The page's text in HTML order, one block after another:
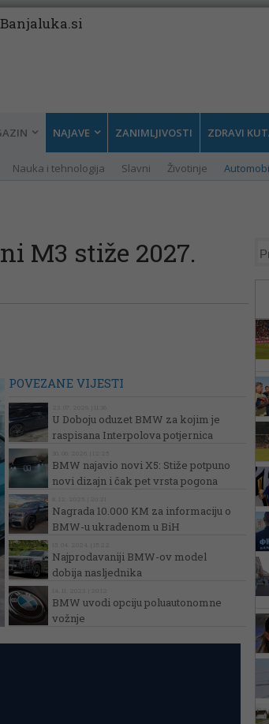
Banjaluka.si
Nauka i tehnologija Slavni Životinje
NAJAVE ZANIMLJIVOSTI ZDRAVI
M3 stiže 2027.
POVEZANE VIJESTI
U Doboju oduzet BMW za kojim je
raspisana Interpolova potjernica
BMW najavio novi X5: Stiže potpuno
novi dizajn i čak pet vrsta pogona
Nagrada 10.000 KM za informaciju o
BMW-u ukradenom u BiH
Najprodavaniji BMW-ov model
dobija nasljednika
BMW uvodi opciju poluautonomne
vožnje